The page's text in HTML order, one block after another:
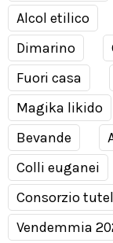
Alcol etilico
Dimarino
Fuori casa
Magika likido
Bevande
Colli euganei
Consorzio
Vendemmia